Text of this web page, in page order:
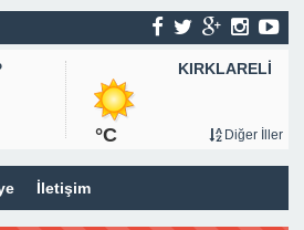
KIRKLARELİ
°C Diğer İller
İletişim